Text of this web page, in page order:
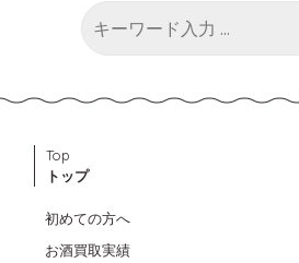
Top
トップ
初めての方へ
お酒買取実績